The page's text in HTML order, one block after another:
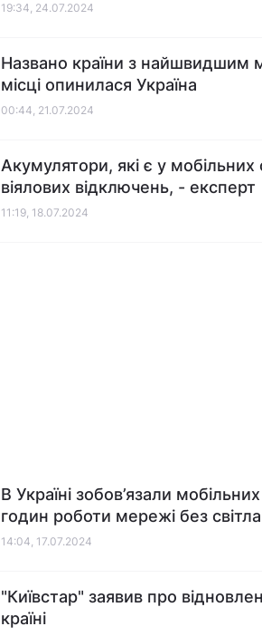
19:34, 24.07.2024
Названо країни з найшвидшим
місці опинилася Україна
00:44, 21.07.2024
Акумулятори, які є у
віялових відключень, - експерт
11:19, 18.07.2024
В Україні зобов’язали
годин роботи мережі без світла
14:04, 17.07.2024
"Київстар" заявив про
країні